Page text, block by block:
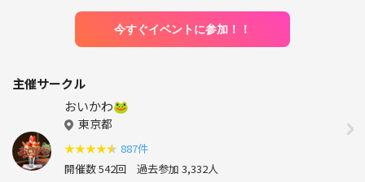
今すぐイベントに参加！！
主催サークル
おいかわ🐸
東京都
★★★★★ 887件
開催数 542回 過去参加 3,332人